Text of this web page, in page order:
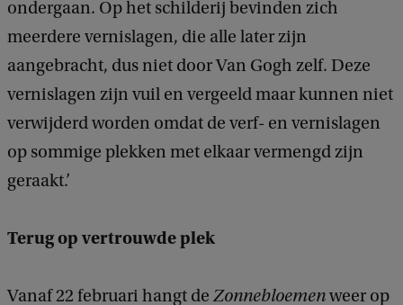
ondergaan. Op het schilderij bevinden zich
meerdere vernislagen, die alle later zijn
aangebracht, dus niet door Van Gogh zelf. Deze
vernislagen zijn vuil en vergeeld maar kunnen niet
verwijderd worden omdat de verf- en vernislagen
op sommige plekken met elkaar vermengd zijn
geraakt.’
Terug op vertrouwde plek
Vanaf 22 februari hangt de Zonnebloemenweer op